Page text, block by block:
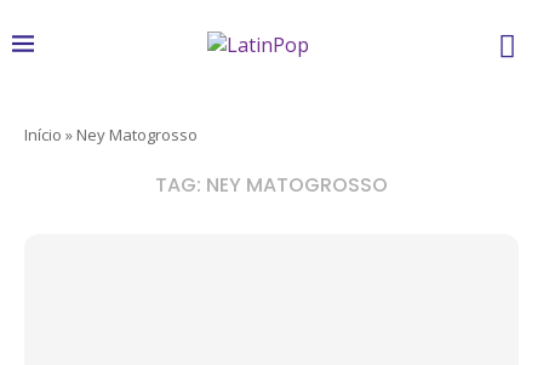
Início » Ney Matogrosso
TAG: NEY MATOGROSSO